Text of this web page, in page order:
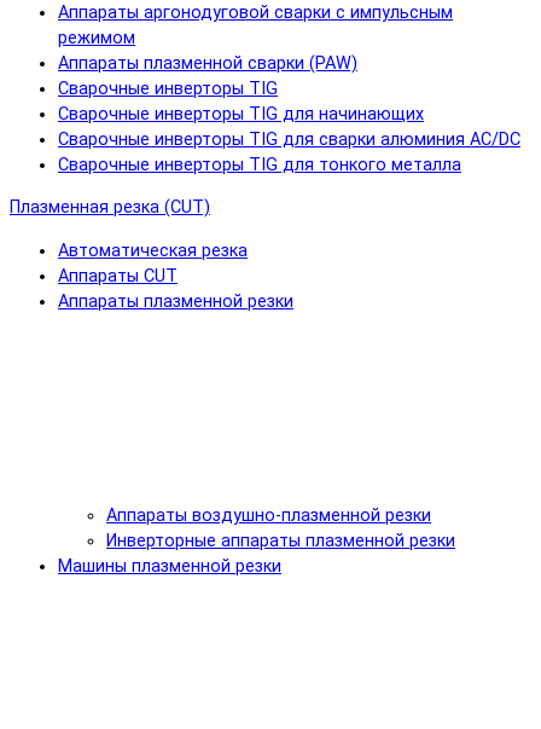
Аппараты аргонодуговой сварки с импульсным
режимом
Аппараты плазменной сварки (PAW)
Сварочные инверторы TIG
Сварочные инверторы TIG для начинающих
Сварочные инверторы TIG для сварки алюминия AC/DC
Сварочные инверторы TIG для тонкого металла
Плазменная резка (CUT)
Автоматическая резка
Аппараты CUT
Аппараты плазменной резки
Аппараты воздушно-плазменной резки
Инверторные аппараты плазменной резки
Машины плазменной резки